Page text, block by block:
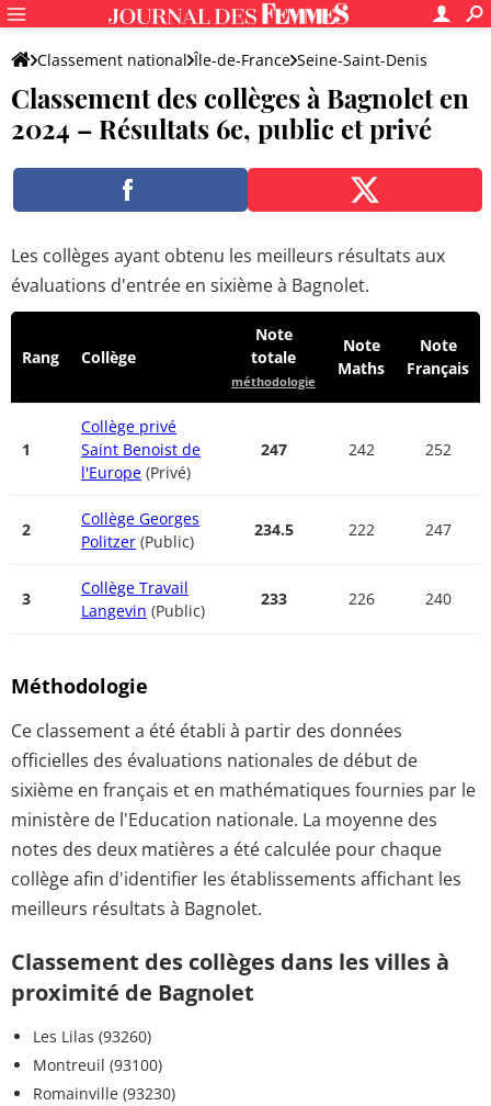
Classement national Île-de-France Seine-Saint-Denis
Bagnolet
Classement des collèges à Bagnolet en
2024 – Résultats 6e, public et privé
Les collèges ayant obtenu les meilleurs résultats aux
évaluations d'entrée en sixième à Bagnolet.
Rang Collège
Note
totale
méthodologie
Note
Maths
Note
Français
1
Collège privé
Saint Benoist de
l'Europe (Privé)
247 242 252
2
Collège Georges
Politzer (Public)
234.5 222 247
3
Collège Travail
Langevin (Public)
233 226 240
Méthodologie
Ce classement a été établi à partir des données
officielles des évaluations nationales de début de
sixième en français et en mathématiques fournies par le
ministère de l'Education nationale. La moyenne des
notes des deux matières a été calculée pour chaque
collège afin d'identifier les établissements affichant les
meilleurs résultats à Bagnolet.
Classement des collèges dans les villes à
proximité de Bagnolet
Les Lilas (93260)
Montreuil (93100)
Romainville (93230)